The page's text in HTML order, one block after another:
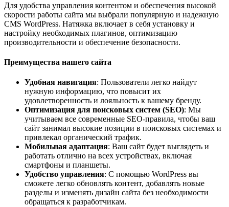
Для удобства управления контентом и обеспечения высокой
скорости работы сайта мы выбрали популярную и надежную
CMS WordPress. Натяжка включает в себя установку и
настройку необходимых плагинов, оптимизацию
производительности и обеспечение безопасности.
Преимущества нашего сайта
Удобная навигация: Пользователи легко найдут
нужную информацию, что повысит их
удовлетворенность и лояльность к вашему бренду.
Оптимизация для поисковых систем (SEO): Мы
учитываем все современные SEO-правила, чтобы ваш
сайт занимал высокие позиции в поисковых системах и
привлекал органический трафик.
Мобильная адаптация: Ваш сайт будет выглядеть и
работать отлично на всех устройствах, включая
смартфоны и планшеты.
Удобство управления: С помощью WordPress вы
сможете легко обновлять контент, добавлять новые
разделы и изменять дизайн сайта без необходимости
обращаться к разработчикам.